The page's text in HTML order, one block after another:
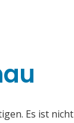
Es ist nicht